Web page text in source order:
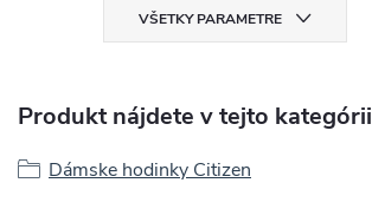
VŠETKY PARAMETRE
Produkt nájdete v tejto kategórii
Dámske hodinky Citizen